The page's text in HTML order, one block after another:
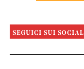
SEGUICI SUI SOCIAL